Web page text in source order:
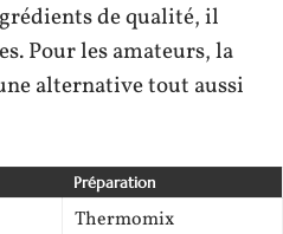
de qualité, il
Pour les amateurs, la
alternative tout aussi
Préparation
Thermomix